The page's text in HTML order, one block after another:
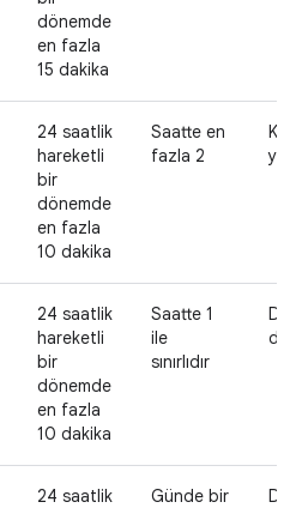
dönemde
en fazla
15 dakika
24 saatlik
hareketli
bir
dönemde
en fazla
10 dakika
Saatte en
fazla 2
yok
24 saatlik
hareketli
bir
dönemde
en fazla
10 dakika
Saatte 1
ile
sınırlıdır
dışı
24 saatlik
Günde bir